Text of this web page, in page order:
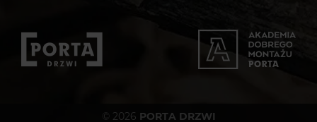
© 2026 PORTA DRZWI